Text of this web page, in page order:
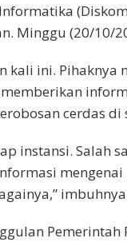
Minggu (20/10/
kali ini. Pihaknya
cerdas di
instansi. Salah
mengenai
Pemerintah